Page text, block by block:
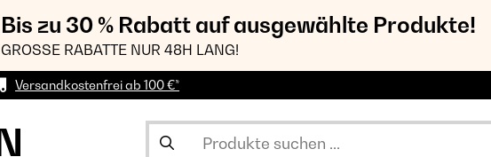
Bis zu 30 % Rabatt auf ausgewählte Produkte!
GROSSE RABATTE NUR 48H LANG!
Versandkostenfrei ab 100 €*